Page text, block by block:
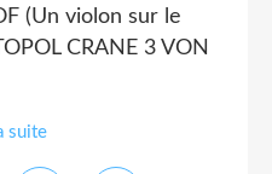
(Un violon sur le
CRANE 3 VON
suite